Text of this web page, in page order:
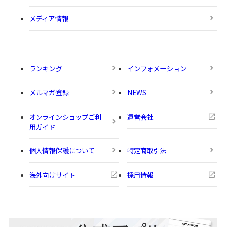
メディア情報
ランキング インフォメーション
メルマガ登録 NEWS
オンラインショップご利
用ガイド
運営会社
個人情報保護について 特定商取引法
海外向けサイト 採用情報